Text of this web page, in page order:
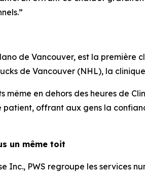
de Vancouver, est la première
de Vancouver (NHL), la
en dehors des heures de
patient, offrant aux gens la
un même toit
Inc., PWS regroupe les services